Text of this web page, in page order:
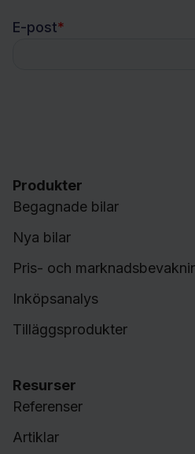
Produkter
Begagnade bilar
Nya bilar
Pris- och
Inköpsanalys
Tilläggsprodukter
Resurser
Referenser
Artiklar